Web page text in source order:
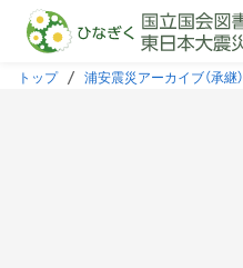
本文に飛ぶ
トップ 浦安震災アーカイブ（承継）